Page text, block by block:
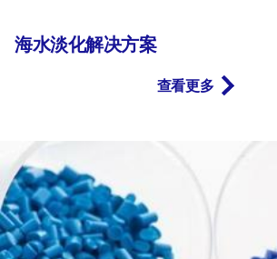
海水淡化解决方案
查看更多